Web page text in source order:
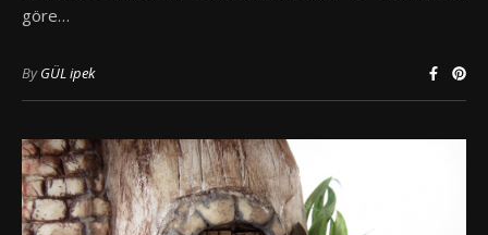
göre…
ByGÜL ipek